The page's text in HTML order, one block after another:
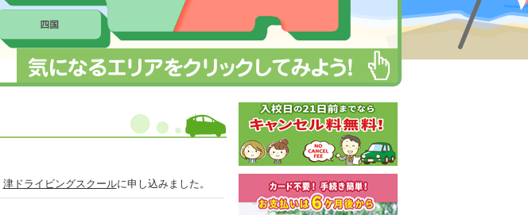
津ドライビングスクールに申し込みました。